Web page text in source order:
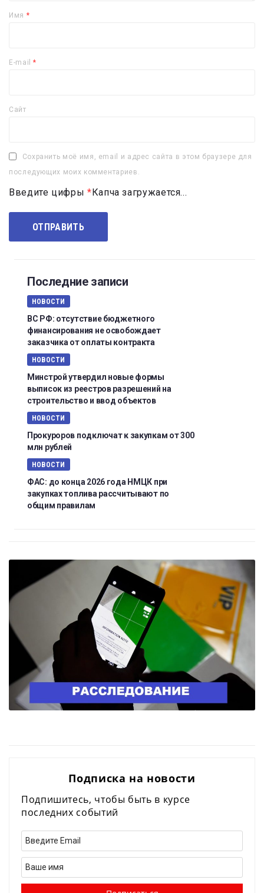
Имя *
E-mail*
Сайт
Сохранить моё имя, email и адрес сайта в этом браузере для
последующих моих комментариев.
Введите цифры *Капча загружается...
Последние записи
НОВОСТИ
ВС РФ: отсутствие бюджетного
финансирования не освобождает
заказчика от оплаты контракта
НОВОСТИ
Минстрой утвердил новые формы
выписок из реестров разрешений на
строительство и ввод объектов
НОВОСТИ
Прокуроров подключат к закупкам от 300
млн рублей
НОВОСТИ
ФАС: до конца 2026 года НМЦК при
закупках топлива рассчитывают по
общим правилам
Подписка на новости
Подпишитесь, чтобы быть в курсе
последних событий